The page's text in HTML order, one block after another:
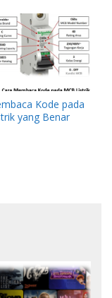
Kode pada
yang Benar